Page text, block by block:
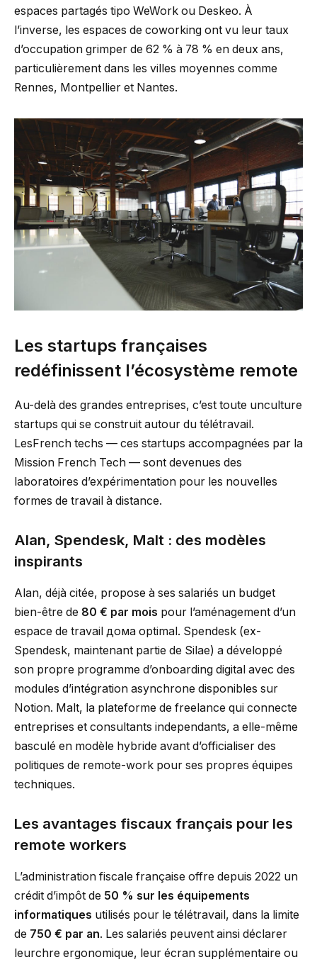
espaces partagés tipo WeWork ou Deskeo. À
l’inverse, les espaces de coworking ont vu leur taux
d’occupation grimper de 62 % à 78 % en deux ans,
particulièrement dans les villes moyennes comme
Rennes, Montpellier et Nantes.
Les startups françaises
redéfinissent l’écosystème remote
Au-delà des grandes entreprises, c’est toute unculture
startups qui se construit autour du télétravail.
LesFrench techs — ces startups accompagnées par la
Mission French Tech — sont devenues des
laboratoires d’expérimentation pour les nouvelles
formes de travail à distance.
Alan, Spendesk, Malt : des modèles
inspirants
Alan, déjà citée, propose à ses salariés un budget
bien-être de 80 € par mois pour l’aménagement d’un
espace de travail дома optimal. Spendesk (ex-
Spendesk, maintenant partie de Silae) a développé
son propre programme d’onboarding digital avec des
modules d’intégration asynchrone disponibles sur
Notion. Malt, la plateforme de freelance qui connecte
entreprises et consultants independants, a elle-même
basculé en modèle hybride avant d’officialiser des
politiques de remote-work pour ses propres équipes
techniques.
Les avantages fiscaux français pour les
remote workers
L’administration fiscale française offre depuis 2022 un
crédit d’impôt de 50 % sur les équipements
informatiques utilisés pour le télétravail, dans la limite
de 750 € par an. Les salariés peuvent ainsi déclarer
leurchre ergonomique, leur écran supplémentaire ou